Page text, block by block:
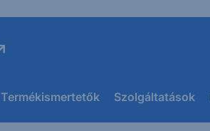
Termékismertetők Szolgáltatások